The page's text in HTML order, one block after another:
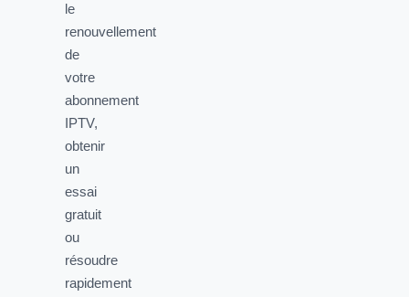
le
renouvellement
de
votre
abonnement
IPTV,
obtenir
un
essai
gratuit
ou
résoudre
rapidement